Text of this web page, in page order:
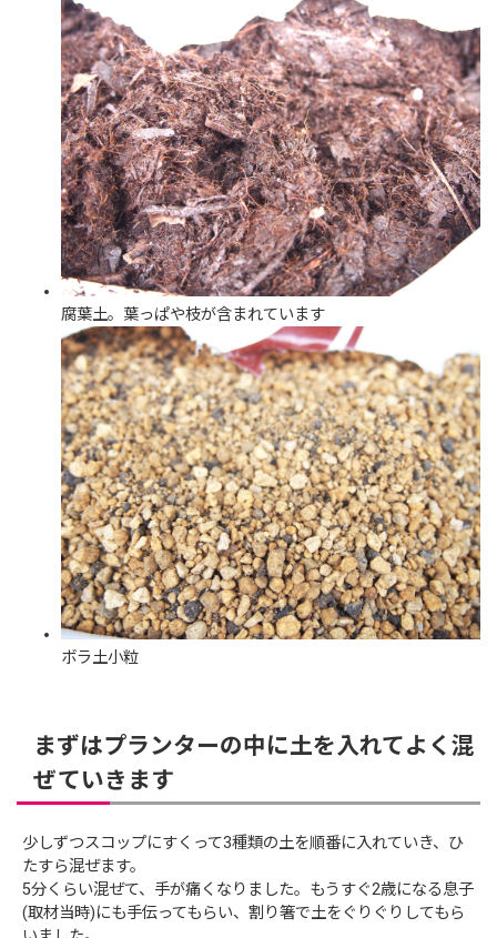
腐葉土。葉っぱや枝が含まれています
ボラ土小粒
まずはプランターの中に土を入れてよく混
ぜていきます
少しずつスコップにすくって3種類の土を順番に入れていき、ひ
たすら混ぜます。
5分くらい混ぜて、手が痛くなりました。もうすぐ2歳になる息子
(取材当時)にも手伝ってもらい、割り箸で土をぐりぐりしてもら